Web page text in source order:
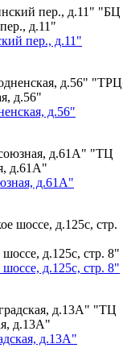
"БЦ
д.11"
пер., д.11"
"ТРЦ
д.56"
д.56"
"ТЦ
д.61А"
д.61А"
д.125с, стр. 8"
д.125с, стр. 8"
"ТЦ
д.13А"
д.13А"